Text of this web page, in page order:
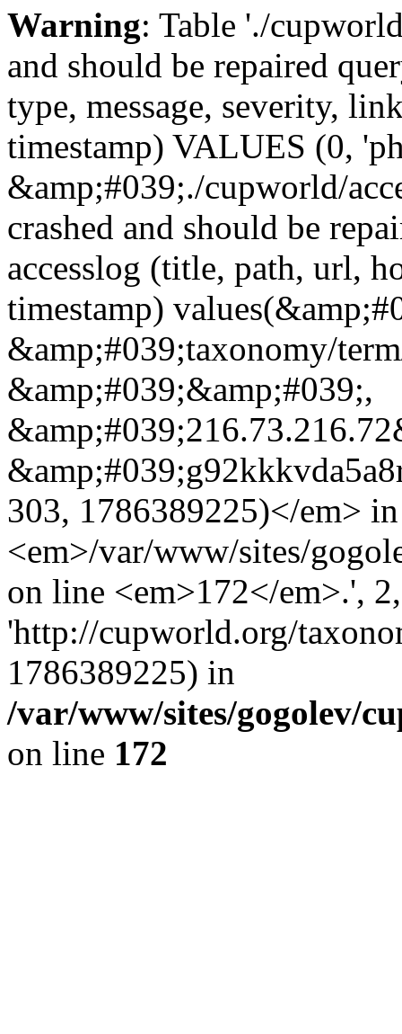
Warning: Table './
and should be repaired
type, message, severity,
timestamp) VALUES (0,
&amp;#039;./cupworld/
crashed and should be
accesslog (title, path, url,
timestamp)
&amp;#039;taxonomy/
&amp;#039;&amp;#039;,
303, 1786389225)</em> in
<em>/var/www/sites/
on line <em>172</em>.',
'http://cupworld.org/
1786389225) in
/var/www/sites/gogolev/
on line 172